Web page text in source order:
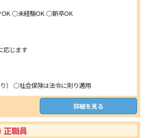
○未経験OK ○新卒OK
じます
） ○社会保険は法令に則り適用
詳細を見る
正職員